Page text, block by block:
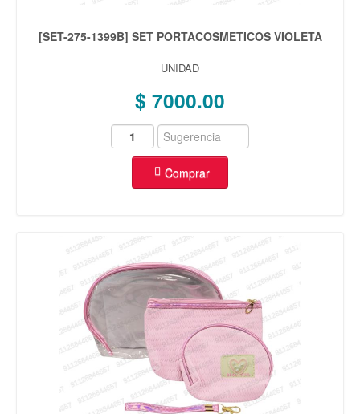
[SET-275-1399B] SET PORTACOSMETICOS VIOLETA
UNIDAD
$ 7000.00
Comprar